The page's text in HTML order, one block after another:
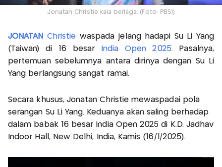
Jonatan Christie kala berlaga. (Foto: PBSI)
JONATAN Christie waspada jelang hadapi Su Li Yang
(Taiwan) di 16 besar
India Open 2025. Pasalnya,
pertemuan sebelumnya antara dirinya dengan Su Li
Yang berlangsung sangat ramai.
Secara khusus, Jonatan Christie mewaspadai pola
serangan Su Li Yang. Keduanya akan saling berhadap
dalam babak 16 besar India Open 2025 di K.D. Jadhav
Indoor Hall, New Delhi, India, Kamis (16/1/2025).